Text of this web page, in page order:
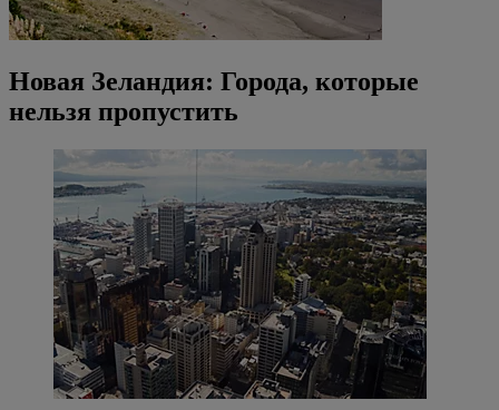
Новая Зеландия: Города, которые
нельзя пропустить